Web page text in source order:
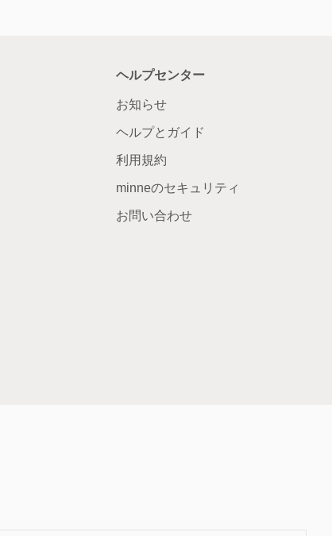
ヘルプセンター
お知らせ
ヘルプとガイド
利用規約
minneのセキュリティ
お問い合わせ